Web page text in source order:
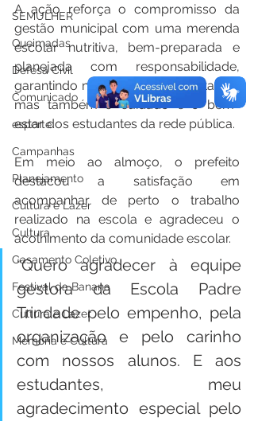
SEMULHER
Queimadas
Defesa Civil
Comunicado
esporte
Campanhas
Planejamento
Cultura e Lazer
Cultura
Casamento Coletivo
Festival da Banana
Cultura e Lazer
Memória e Cultura
A ação reforça o compromisso da
gestão municipal com uma merenda
escolar nutritiva, bem-preparada e
planejada com responsabilidade,
garantindo não apenas a alimentação,
mas também o cuidado e o bem-
estar dos estudantes da rede pública.
Em meio ao almoço, o prefeito
destacou a satisfação em
acompanhar de perto o trabalho
realizado na escola e agradeceu o
acolhimento da comunidade escolar.
“Quero agradecer à equipe
gestora da Escola Padre
Trindade pelo empenho, pela
organização e pelo carinho
com nossos alunos. E aos
estudantes, meu
agradecimento especial pelo